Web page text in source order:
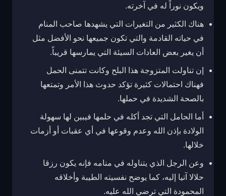
ويكون نوراً له في آخرته.
هناك الكثير من التغيرات التي يشهدها صاحب المنام
في حياته القادمة والتي تكون جميعها نحو الأفضل مثل
أن يغير بعض العادات السيئة التي يمارسها قريباً.
إن تناولت المتزوجة هذا البلح وكانت تتمنى الحمل
فهناك احتمالات كثيرة تؤكد حدوث هذا الأمر وتمتعها
بالصحة الشديدة في حملها.
أما الحامل التي تجد أكله في حلمها فيبين لها سهولة
الولادة بإذن الله وعدم وقوعها في أي عقبات أو أزمات
خلالها.
وعن الرجل الذي يتناوله في منامه فإنه يكون رزقا
حلالا آتيا إليه، كما يوضح نفسيته الطيبة وأخلاقه
المحمودة التي ترضي الله عليه.